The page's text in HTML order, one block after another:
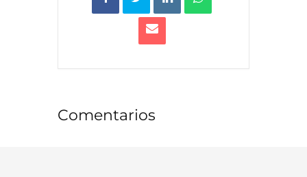
Comentarios